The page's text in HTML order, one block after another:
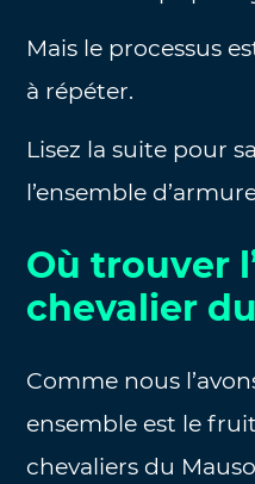
Mais le processus
à répéter.
Lisez la suite pour
l’ensemble
Où trouver
chevalier
Comme nous
ensemble est le
chevaliers du